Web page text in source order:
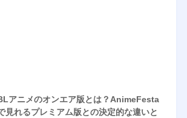
アニメのオンエア版とは？AnimeFesta
見れるプレミアム版との決定的な違いと